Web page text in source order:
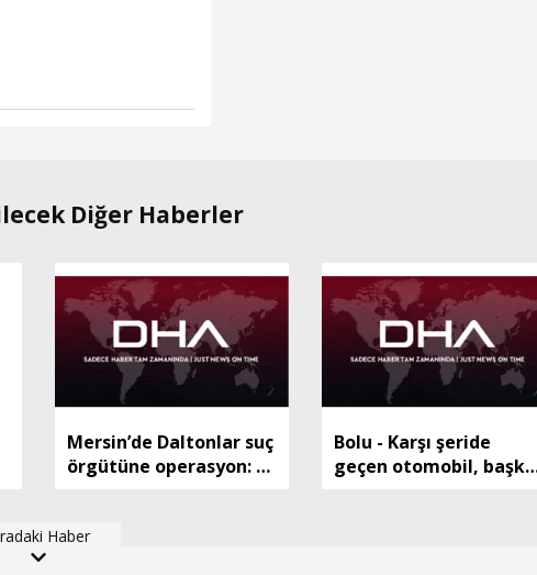
Diğer Haberler
Mersin’de Daltonlar suç
örgütüne operasyon: 6
Bolu - Karşı şeride
geçen otomobil, başka
Haber